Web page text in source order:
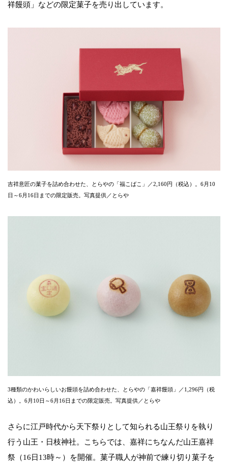
祥饅頭」などの限定菓子を売り出しています。
吉祥意匠の菓子を詰め合わせた、とらやの「福こばこ」／2,160円（税込）。6月10
日～6月16日までの限定販売。写真提供／とらや
3種類のかわいらしいお饅頭を詰め合わせた、とらやの「嘉祥饅頭」／1,296円（税
込）。6月10日～6月16日までの限定販売。写真提供／とらや
さらに江戸時代から天下祭りとして知られる山王祭りを執り
行う山王・日枝神社。こちらでは、嘉祥にちなんだ山王嘉祥
祭（16日13時～）を開催。菓子職人が神前で練り切り菓子を